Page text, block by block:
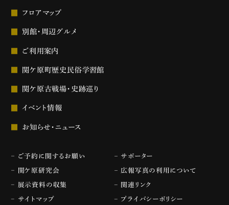
フロアマップ
別館・周辺グルメ
ご利用案内
関ケ原町歴史民俗学習館
関ケ原古戦場・史跡巡り
イベント情報
お知らせ・ニュース
ご予約に関するお願い サポーター
関ケ原研究会 広報写真の利用について
展示資料の収集 関連リンク
サイトマップ プライバシーポリシー